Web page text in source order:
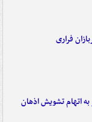
فراری
به اتهام تشویش اذهان